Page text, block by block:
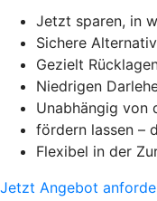
Jetzt sparen, in
Sichere
Gezielt
Niedrigen
Unabhängig von
fördern lassen –
Flexibel in der
Jetzt Angebot